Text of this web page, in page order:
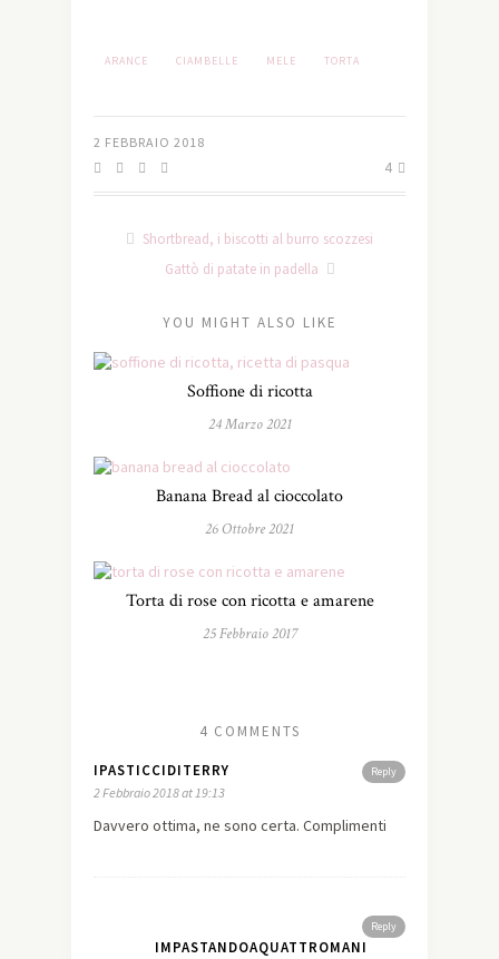
ARANCE CIAMBELLE MELE TORTA
2 FEBBRAIO 2018
4
Shortbread, i biscotti al burro scozzesi
Gattò di patate in padella
YOU MIGHT ALSO LIKE
Soffione di ricotta
24 Marzo 2021
Banana Bread al cioccolato
26 Ottobre 2021
Torta di rose con ricotta e amarene
25 Febbraio 2017
4 COMMENTS
Reply
IPASTICCIDITERRY
2 Febbraio 2018 at 19:13
Davvero ottima, ne sono certa. Complimenti
Reply
IMPASTANDOAQUATTROMANI